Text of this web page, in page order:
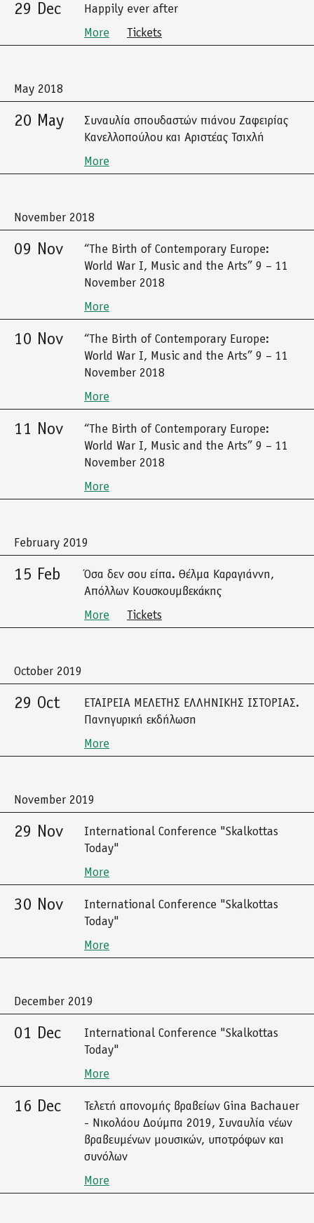
29 Dec
Happily ever after
More
Tickets
May 2018
20 May
Συναυλία σπουδαστών πιάνου Ζαφειρίας
Κανελλοπούλου και Αριστέας Τσιχλή
More
November 2018
09 Nov
“The Birth of Contemporary Europe:
World War I, Music and the Arts” 9 – 11
November 2018
More
10 Nov
“The Birth of Contemporary Europe:
World War I, Music and the Arts” 9 – 11
November 2018
More
11 Nov
“The Birth of Contemporary Europe:
World War I, Music and the Arts” 9 – 11
November 2018
More
February 2019
15 Feb
Όσα δεν σου είπα. Θέλμα Καραγιάννη,
Απόλλων Κουσκουμβεκάκης
More
Tickets
October 2019
29 Oct
ΕΤΑΙΡΕΙΑ ΜΕΛΕΤΗΣ ΕΛΛΗΝΙΚΗΣ ΙΣΤΟΡΙΑΣ.
Πανηγυρική εκδήλωση
More
November 2019
29 Nov
International Conference "Skalkottas
Today"
More
30 Nov
International Conference "Skalkottas
Today"
More
December 2019
01 Dec
International Conference "Skalkottas
Today"
More
16 Dec
Τελετή απονομής βραβείων Gina Bachauer
- Νικολάου Δούμπα 2019, Συναυλία νέων
βραβευμένων μουσικών, υποτρόφων και
συνόλων
More